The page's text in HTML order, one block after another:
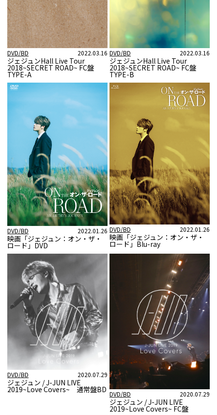
DVD/BD 2022.03.16
ジェジュンHall Live Tour
2018~SECRET ROAD~ FC盤
TYPE-A
DVD/BD 2022.03.16
ジェジュンHall Live Tour
2018~SECRET ROAD~ FC盤
TYPE-B
DVD/BD 2022.01.26
映画「ジェジュン：オン・ザ・
ロード」DVD
DVD/BD 2022.01.26
映画「ジェジュン：オン・ザ・
ロード」Blu-ray
DVD/BD 2020.07.29
ジェジュン / J-JUN LIVE
2019~Love Covers~ 通常盤BD DVD/BD 2020.07.29
ジェジュン / J-JUN LIVE
2019~Love Covers~ FC盤